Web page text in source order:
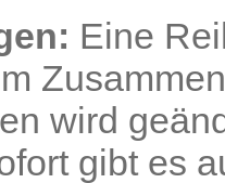
Eine
wird
gibt es